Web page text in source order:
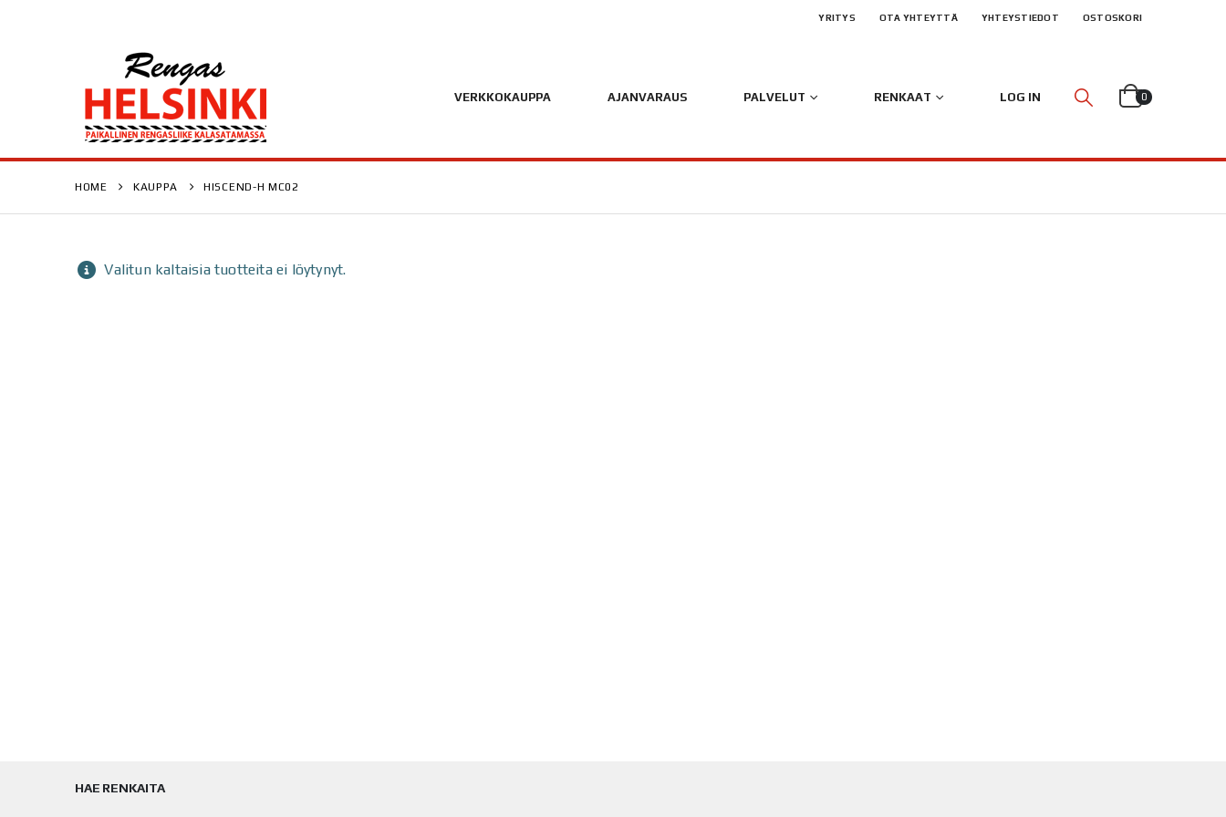
YRITYS OTA YHTEYTTÄ YHTEYSTIEDOT OSTOSKORI
VERKKOKAUPPA AJANVARAUS PALVELUT RENKAAT LOG IN 0
HOME KAUPPA HISCEND-H MC02
Valitun kaltaisia tuotteita ei löytynyt.
HAE RENKAITA